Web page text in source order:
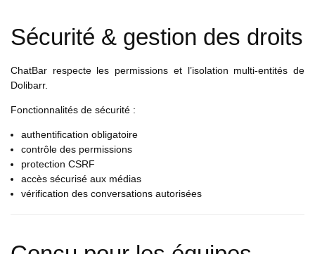
Sécurité & gestion des droits
ChatBar respecte les permissions et l’isolation multi-entités de
Dolibarr.
Fonctionnalités de sécurité :
authentification obligatoire
contrôle des permissions
protection CSRF
accès sécurisé aux médias
vérification des conversations autorisées